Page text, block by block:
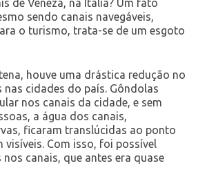
de Veneza, na Itália? Um fato
sendo canais navegáveis,
o turismo, trata-se de um esgoto
houve uma drástica redução no
nas cidades do país. Gôndolas
nos canais da cidade, e sem
a água dos canais,
ficaram translúcidas ao ponto
visíveis. Com isso, foi possível
canais, que antes era quase